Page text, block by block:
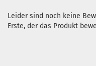
Leider sind noch keine
Erste, der das Produkt